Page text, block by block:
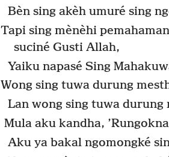
Bèn sing akèh umuré sing
Tapi sing mènèhi pemahaman
suciné Gusti Allah,
Yaiku napasé Sing
Wong sing tuwa durung
Lan wong sing tuwa
Mula aku kandha,
Aku ya bakal ngomongké